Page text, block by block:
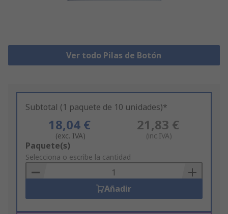
Ver todo Pilas de Botón
Subtotal (1 paquete de 10 unidades)*
18,04 €
(exc. IVA)
21,83 €
(inc.IVA)
Add
to
Basket
Paquete(s)
Selecciona o escribe la cantidad
Añadir